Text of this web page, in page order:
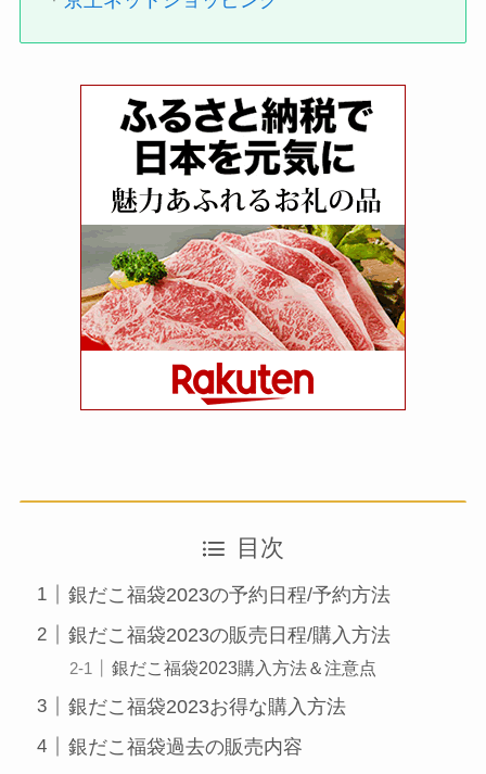
目次
銀だこ福袋2023の予約日程/予約方法
銀だこ福袋2023の販売日程/購入方法
銀だこ福袋2023購入方法＆注意点
銀だこ福袋2023お得な購入方法
銀だこ福袋過去の販売内容